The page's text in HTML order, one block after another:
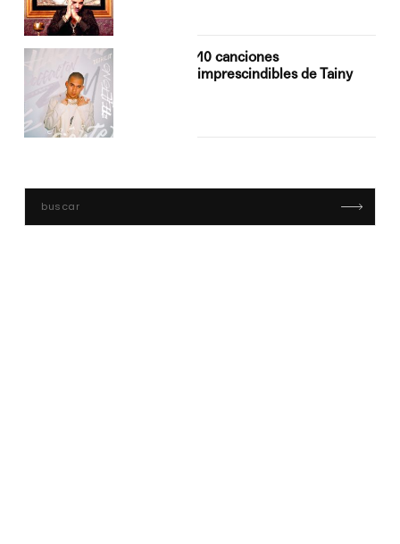
10 canciones
imprescindibles de Tainy